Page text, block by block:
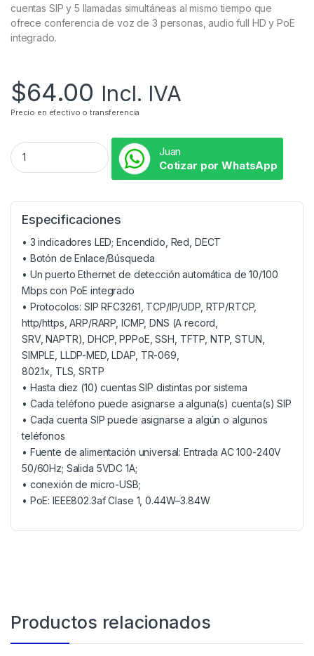
cuentas SIP y 5 llamadas simultáneas al mismo tiempo que
ofrece conferencia de voz de 3 personas, audio full HD y PoE
integrado.
$64.00 Incl. IVA
Precio en efectivo o transferencia
Juan
Cotizar por WhatsApp
Especificaciones
• 3 indicadores LED; Encendido, Red, DECT
• Botón de Enlace/Búsqueda
• Un puerto Ethernet de detección automática de 10/100
Mbps con PoE integrado
• Protocolos: SIP RFC3261, TCP/IP/UDP, RTP/RTCP,
http/https, ARP/RARP, ICMP, DNS (A record,
SRV, NAPTR), DHCP, PPPoE, SSH, TFTP, NTP, STUN,
SIMPLE, LLDP-MED, LDAP, TR-069,
802.1x, TLS, SRTP
• Hasta diez (10) cuentas SIP distintas por sistema
• Cada teléfono puede asignarse a alguna(s) cuenta(s) SIP
• Cada cuenta SIP puede asignarse a algún o algunos
teléfonos
• Fuente de alimentación universal: Entrada AC 100-240V
50/60Hz; Salida 5VDC 1A;
• conexión de micro-USB;
• PoE: IEEE802.3af Clase 1, 0.44W–3.84W
Productos relacionados